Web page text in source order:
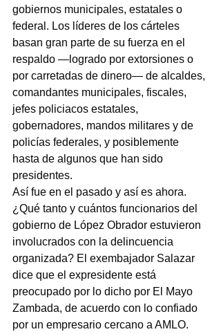
gobiernos municipales, estatales o
federal. Los líderes de los cárteles
basan gran parte de su fuerza en el
respaldo —logrado por extorsiones o
por carretadas de dinero— de alcaldes,
comandantes municipales, fiscales,
jefes policiacos estatales,
gobernadores, mandos militares y de
policías federales, y posiblemente
hasta de algunos que han sido
presidentes.
Así fue en el pasado y así es ahora.
¿Qué tanto y cuántos funcionarios del
gobierno de López Obrador estuvieron
involucrados con la delincuencia
organizada? El exembajador Salazar
dice que el expresidente está
preocupado por lo dicho por El Mayo
Zambada, de acuerdo con lo confiado
por un empresario cercano a AMLO.